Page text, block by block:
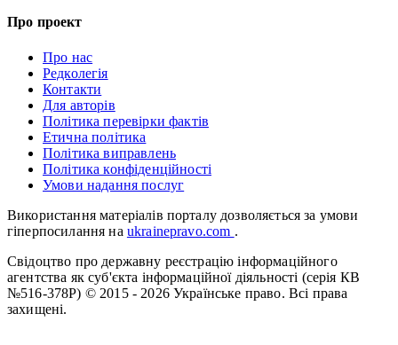
Про проект
Про нас
Редколегія
Контакти
Для авторів
Політика перевірки фактів
Етична політика
Політика виправлень
Політика конфіденційності
Умови надання послуг
Використання матеріалів порталу дозволяється за умови
гіперпосилання на ukrainepravo.com .
Свідоцтво про державну реєстрацію інформаційного
агентства як суб'єкта інформаційної діяльності (серія КВ
№516-378Р) © 2015 - 2026 Українське право. Всі права
захищені.